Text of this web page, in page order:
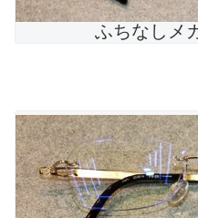
ふちなしメ